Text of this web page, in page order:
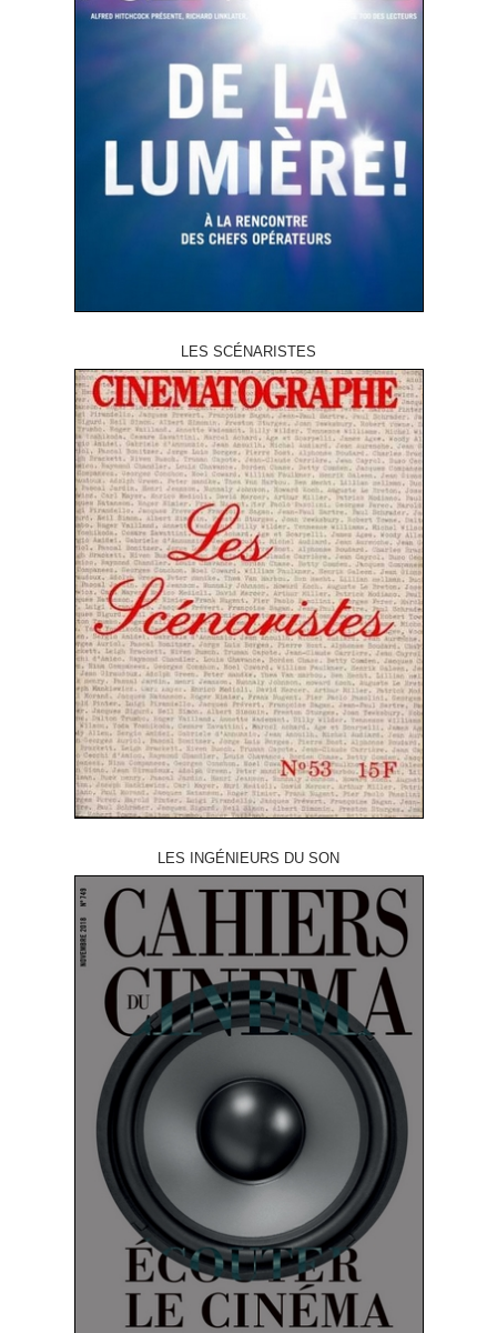
LES SCÉNARISTES
LES INGÉNIEURS DU SON